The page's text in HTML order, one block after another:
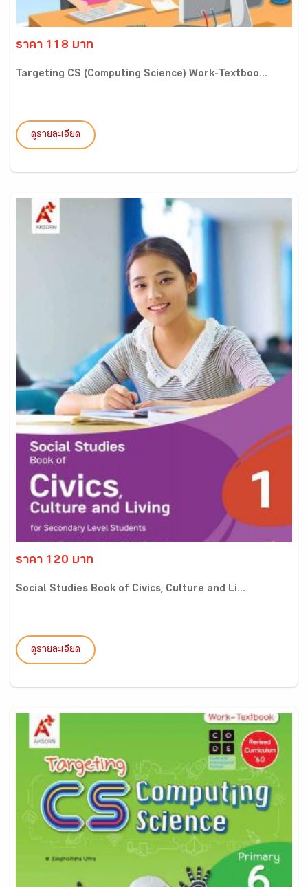
ราคา 118 บาท
Targeting CS (Computing Science) Work-Textboo...
ดูรายละเอียด
ราคา 120 บาท
Social Studies Book of Civics, Culture and Li...
ดูรายละเอียด